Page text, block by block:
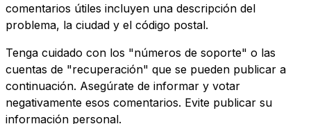
comentarios útiles incluyen una descripción del
problema, la ciudad y el código postal.
Tenga cuidado con los "números de soporte" o las
cuentas de "recuperación" que se pueden publicar a
continuación. Asegúrate de informar y votar
negativamente esos comentarios. Evite publicar su
información personal.